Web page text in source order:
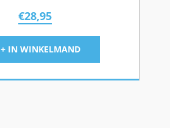
€28,95
+ IN WINKELMAND